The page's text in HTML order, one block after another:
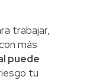
trabajar,
más
puede
tu